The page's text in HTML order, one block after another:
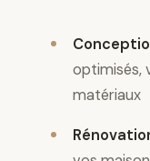
optimisés,
matériaux